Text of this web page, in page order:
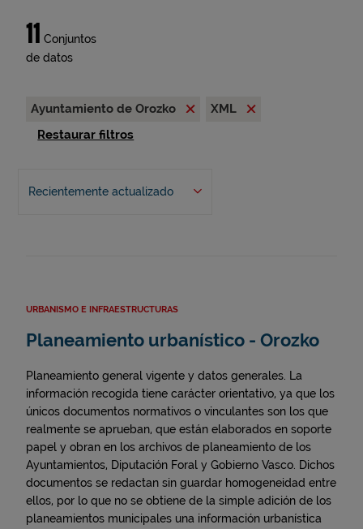
11 Conjuntos
de datos
Ayuntamiento de Orozko
XML
Restaurar filtros
Recientemente actualizado
URBANISMO E INFRAESTRUCTURAS
Planeamiento urbanístico - Orozko
Planeamiento general vigente y datos generales. La
información recogida tiene carácter orientativo, ya que los
únicos documentos normativos o vinculantes son los que
realmente se aprueban, que están elaborados en soporte
papel y obran en los archivos de planeamiento de los
Ayuntamientos, Diputación Foral y Gobierno Vasco. Dichos
documentos se redactan sin guardar homogeneidad entre
ellos, por lo que no se obtiene de la simple adición de los
planeamientos municipales una información urbanística